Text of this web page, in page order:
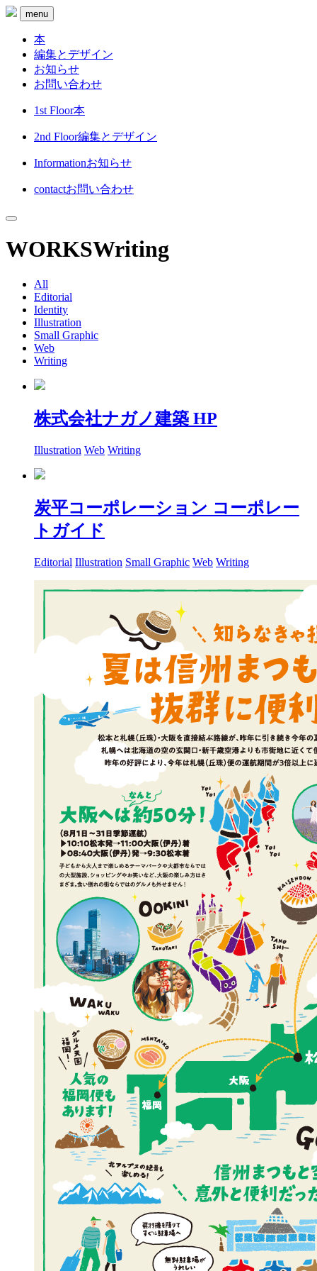
menu
本
編集とデザイン
お知らせ
お問い合わせ
1st Floor本
2nd Floor編集とデザイン
Informationお知らせ
contactお問い合わせ
WORKSWriting
All
Editorial
Identity
Illustration
Small Graphic
Web
Writing
株式会社ナガノ建築 HP
Illustration Web Writing
炭平コーポレーション コーポレー
トガイド
Editorial Illustration Small Graphic Web Writing